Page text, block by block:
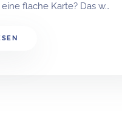
flache Karte? Das w…